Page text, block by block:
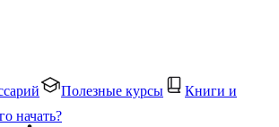
Полезные курсы
Книги и
начать?